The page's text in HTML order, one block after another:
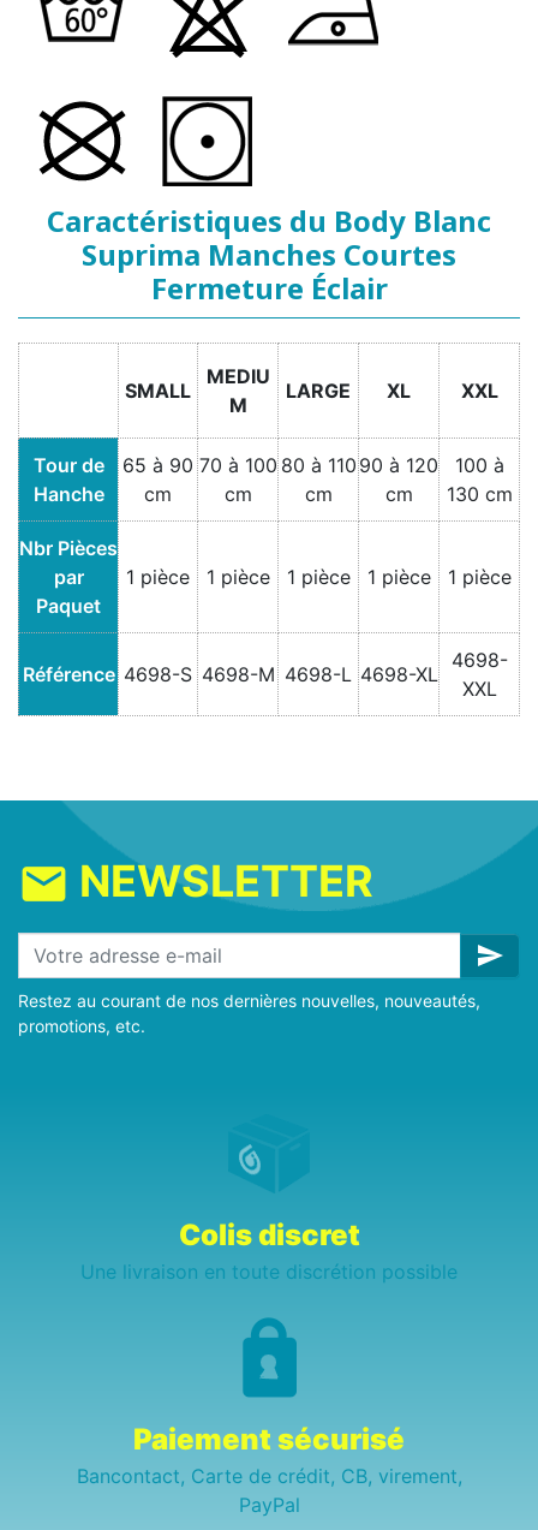
Caractéristiques du Body Blanc
Suprima Manches Courtes
Fermeture Éclair
SMALL
MEDIU
M
LARGE XL XXL
Tour de
Hanche
65 à 90
cm
70 à 100
cm
80 à 110
cm
90 à 120
cm
100 à
130 cm
Nbr Pièces
par
Paquet
1 pièce 1 pièce 1 pièce 1 pièce 1 pièce
Référence 4698-S 4698-M 4698-L 4698-XL
4698-
XXL
mail NEWSLETTER
send
Restez au courant de nos dernières nouvelles, nouveautés,
promotions, etc.
Colis discret
Une livraison en toute discrétion possible
Paiement sécurisé
Bancontact, Carte de crédit, CB, virement,
PayPal